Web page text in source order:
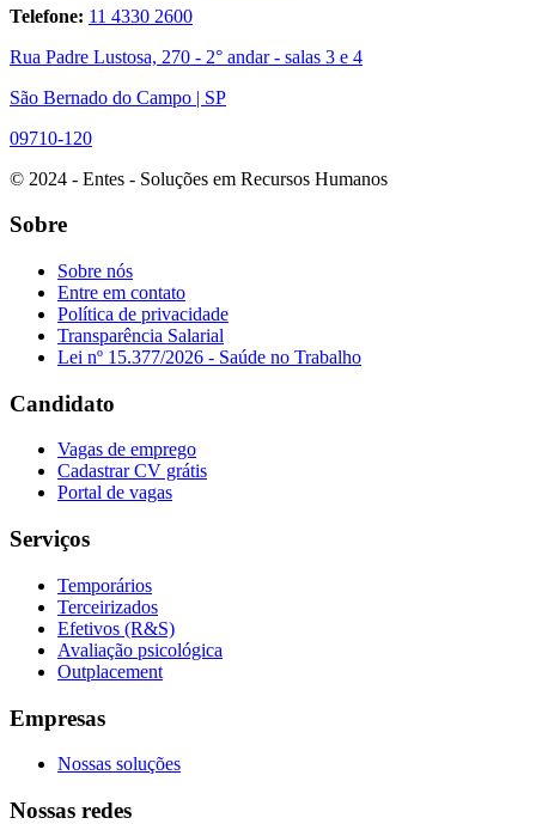
Telefone: 11 4330 2600
Rua Padre Lustosa, 270 - 2° andar - salas 3 e 4
São Bernado do Campo | SP
09710-120
© 2024 - Entes - Soluções em Recursos Humanos
Sobre
Sobre nós
Entre em contato
Política de privacidade
Transparência Salarial
Lei nº 15.377/2026 - Saúde no Trabalho
Candidato
Vagas de emprego
Cadastrar CV grátis
Portal de vagas
Serviços
Temporários
Terceirizados
Efetivos (R&S)
Avaliação psicológica
Outplacement
Empresas
Nossas soluções
Nossas redes